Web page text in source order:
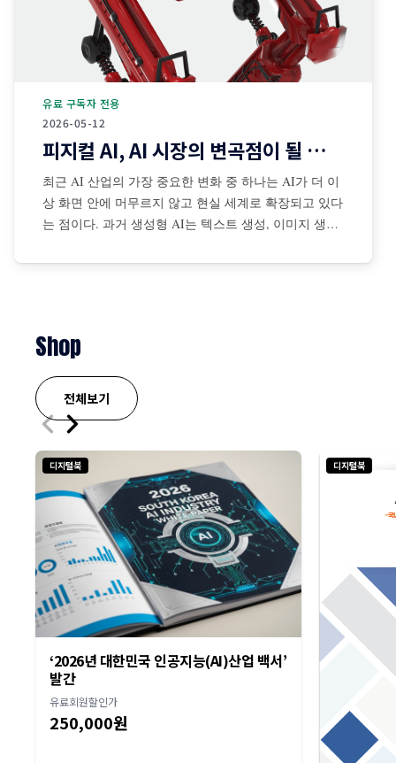
2026-05-12
유료 구독자 전용
피지컬 AI, AI 시장의 변곡점이 될 것인가?
최근 AI 산업의 가장 중요한 변화 중 하나는 AI가 더 이
상 화면 안에 머무르지 않고 현실 세계로 확장되고 있다
는 점이다. 과거 생성형 AI는 텍스트 생성, 이미지 생성,
왔다. 그러나 최근에는 센서·카메라·로봇·자율주행 시스
Shop
전체보기
디지털북
‘2026년 대한민국 인공지능(AI)산업 백서’
발간
유료회원할인가
250,000원
디지털북